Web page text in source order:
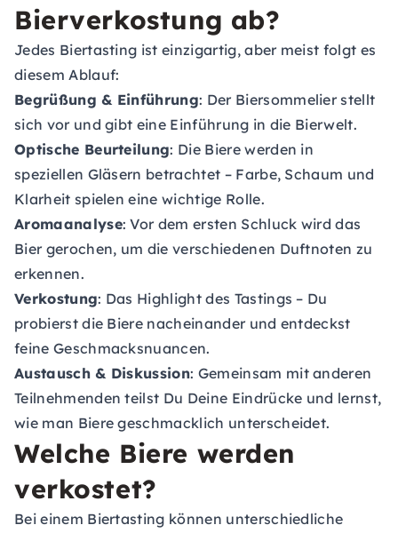
Bierverkostung ab?
Jedes Biertasting ist einzigartig, aber meist folgt es
diesem Ablauf:
Begrüßung & Einführung: Der Biersommelier stellt
sich vor und gibt eine Einführung in die Bierwelt.
Optische Beurteilung: Die Biere werden in
speziellen Gläsern betrachtet – Farbe, Schaum und
Klarheit spielen eine wichtige Rolle.
Aromaanalyse: Vor dem ersten Schluck wird das
Bier gerochen, um die verschiedenen Duftnoten zu
erkennen.
Verkostung: Das Highlight des Tastings – Du
probierst die Biere nacheinander und entdeckst
feine Geschmacksnuancen.
Austausch & Diskussion: Gemeinsam mit anderen
Teilnehmenden teilst Du Deine Eindrücke und lernst,
wie man Biere geschmacklich unterscheidet.
Welche Biere werden
verkostet?
Bei einem Biertasting können unterschiedliche